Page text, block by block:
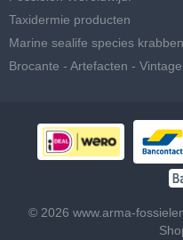
Taxidermie producten
Marine sealife species
Brocante - Artefacten - Vintage
© 2026 www.arma-